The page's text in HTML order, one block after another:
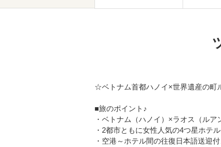
☆ベトナム首都ハノイ×世界遺産の町
■旅のポイント♪
・ベトナム（ハノイ）×ラオス（ルア
・2都市ともに女性人気の4つ星ホテ
・空港～ホテル間の往復日本語送迎付